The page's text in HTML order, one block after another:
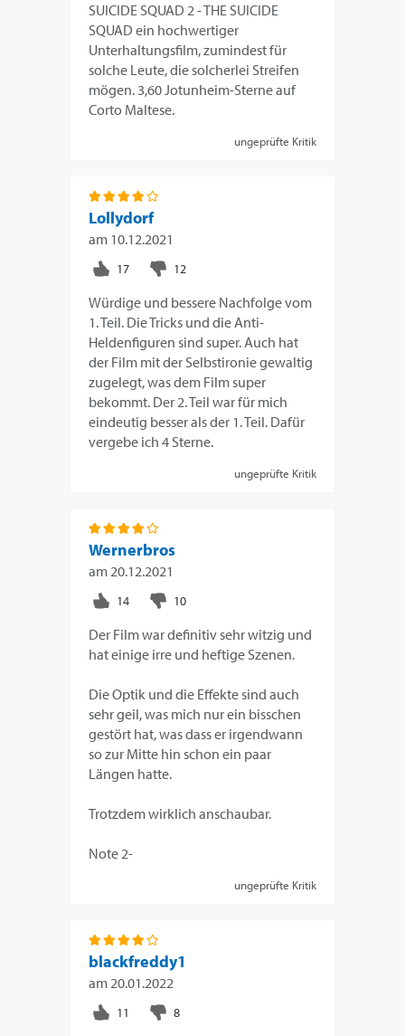
SUICIDE SQUAD 2 - THE SUICIDE
SQUAD ein hochwertiger
Unterhaltungsfilm, zumindest für
solche Leute, die solcherlei Streifen
mögen. 3,60 Jotunheim-Sterne auf
Corto Maltese.
ungeprüfte Kritik
Lollydorf
am 10.12.2021
Würdige und bessere Nachfolge vom
1. Teil. Die Tricks und die Anti-
Heldenfiguren sind super. Auch hat
der Film mit der Selbstironie gewaltig
zugelegt, was dem Film super
bekommt. Der 2. Teil war für mich
eindeutig besser als der 1. Teil. Dafür
vergebe ich 4 Sterne.
ungeprüfte Kritik
Wernerbros
am20.12.2021
Der Film war definitiv sehr witzig und
hat einige irre und heftige Szenen.
Die Optik und die Effekte sind auch
sehr geil, was mich nur ein bisschen
gestört hat, was dass er irgendwann
so zur Mitte hin schon ein paar
Längen hatte.
Trotzdem wirklich anschaubar.
Note 2-
ungeprüfte Kritik
blackfreddy1
am20.01.2022